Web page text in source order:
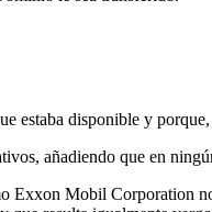
estaba disponible y
añadiendo que en
Exxon Mobil Corporation